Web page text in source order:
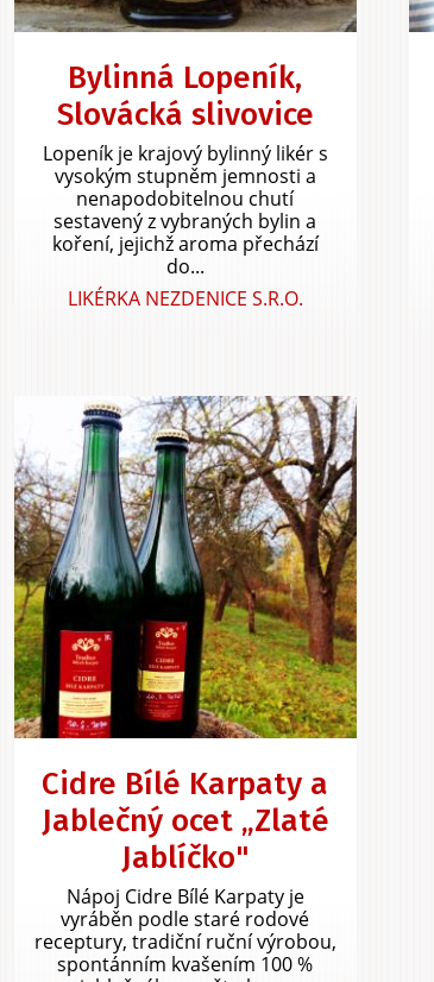
Bylinná Lopeník,
Slovácká slivovice
Lopeník je krajový bylinný likér s
vysokým stupněm jemnosti a
nenapodobitelnou chutí
sestavený z vybraných bylin a
koření, jejichž aroma přechází
do...
LIKÉRKA NEZDENICE S.R.O.
Cidre Bílé Karpaty a
Jablečný ocet „Zlaté
Jablíčko"
Nápoj Cidre Bílé Karpaty je
vyráběn podle staré rodové
receptury, tradiční ruční výrobou,
spontánním kvašením 100 %